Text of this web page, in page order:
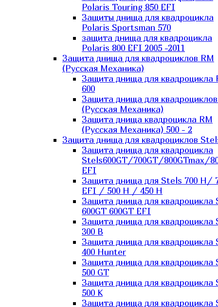
Polaris Touring 850 EFI
Защиты днища для квадроцикла
Polaris Sportsman 570
защита днища для квадроцикла
Polaris 800 EFI 2005 -2011
Защита днища для квадроциклов RM
(Русская Механика)
Защита днища для квадроцикла
600
Защита днища для
(Русская Механика)
Защита днища квадроцикла RM
(Русская Механика) 500 - 2
Защита днища для квадроциклов
Защита днища для квадроцикла
Stels600GT/700GT/800GTmax/
EFI
Защита днища для Stels 700 H/
EFI / 500 H / 450 H
Защита днища для квадроцикла
600GT 600GT EFI
Защита днища для квадроцикла
300 B
Защита днища для квадроцикла
400 Hunter
Защита днища для квадроцикла
500 GT
Защита днища для квадроцикла
500 K
Защита днища для квадроцикла